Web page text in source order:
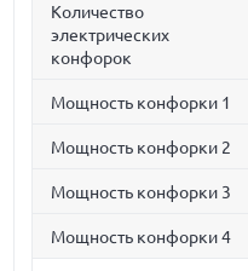
Количество
электрических
конфорок
Мощность конфорки 1
Мощность конфорки 2
Мощность конфорки 3
Мощность конфорки 4